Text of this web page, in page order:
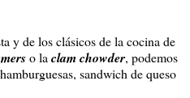
y de los clásicos de la cocina de
o laclam chowder, podemos
sandwich de queso